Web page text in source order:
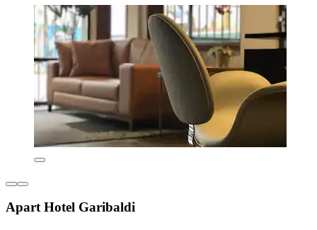
Apart Hotel Garibaldi